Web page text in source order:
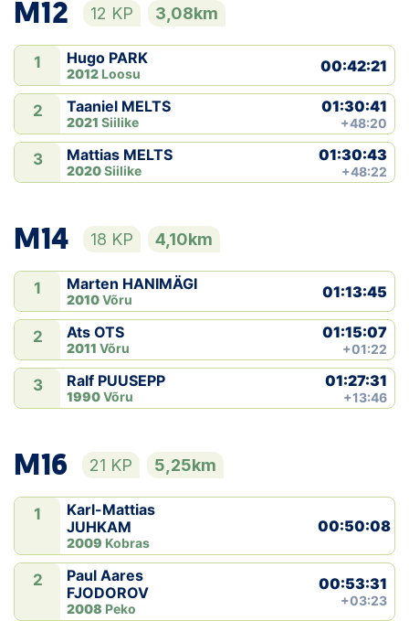
M12 12 KP 3,08km
1 Hugo PARK
2012 Loosu 00:42:21
2 Taaniel MELTS
2021 Siilike
01:30:41
+48:20
3 Mattias MELTS
2020Siilike
01:30:43
+48:22
M14 18 KP 4,10km
1 Marten HANIMÄGI
2010Võru 01:13:45
2 Ats OTS
2011 Võru
01:15:07
+01:22
3 Ralf PUUSEPP
1990Võru
01:27:31
+13:46
M16 21 KP 5,25km
1
Karl-Mattias
JUHKAM
2009 Kobras
00:50:08
2
Paul Aares
FJODOROV
2008 Peko
00:53:31
+03:23